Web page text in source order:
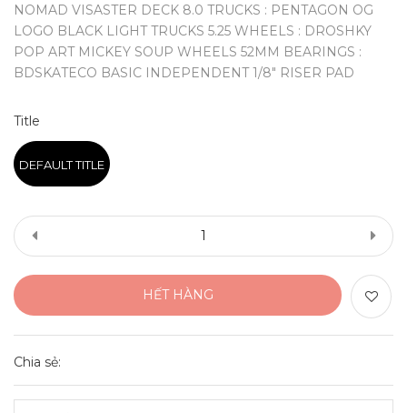
NOMAD VISASTER DECK 8.0 TRUCKS : PENTAGON OG
LOGO BLACK LIGHT TRUCKS 5.25 WHEELS : DROSHKY
POP ART MICKEY SOUP WHEELS 52MM BEARINGS :
BDSKATECO BASIC INDEPENDENT 1/8" RISER PAD
Title
DEFAULT TITLE
HẾT HÀNG
Chia sẻ: